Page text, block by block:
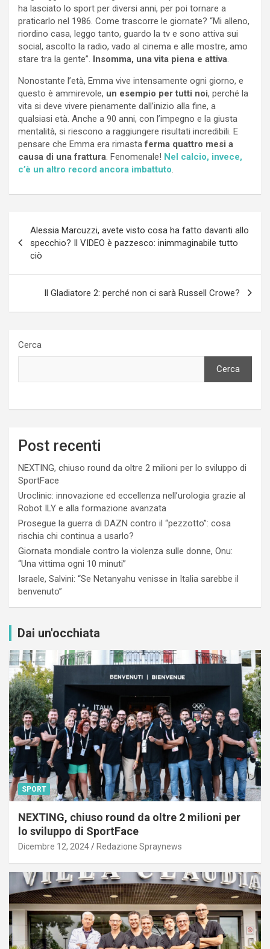
ha lasciato lo sport per diversi anni, per poi tornare a
praticarlo nel 1986. Come trascorre le giornate? “Mi alleno,
riordino casa, leggo tanto, guardo la tv e sono attiva sui
social, ascolto la radio, vado al cinema e alle mostre, amo
stare tra la gente”. Insomma, una vita piena e attiva.
Nonostante l’età, Emma vive intensamente ogni giorno, e
questo è ammirevole, un esempio per tutti noi, perché la
vita si deve vivere pienamente dall’inizio alla fine, a
qualsiasi età. Anche a 90 anni, con l’impegno e la giusta
mentalità, si riescono a raggiungere risultati incredibili. E
pensare che Emma era rimastaferma quattro mesi a
causa di una frattura. Fenomenale! Nel calcio, invece,
c’è un altro record ancora imbattuto.
articoli
Alessia Marcuzzi, avete visto cosa ha fatto davanti allo
specchio? Il VIDEO è pazzesco: inimmaginabile tutto
ciò
Il Gladiatore 2: perché non ci sarà Russell Crowe?
Cerca
Cerca
Post recenti
NEXTING, chiuso round da oltre 2 milioni per lo sviluppo di
SportFace
Uroclinic: innovazione ed eccellenza nell’urologia grazie al
Robot ILY e alla formazione avanzata
Prosegue la guerra di DAZN contro il “pezzotto”: cosa
rischia chi continua a usarlo?
Giornata mondiale contro la violenza sulle donne, Onu:
“Una vittima ogni 10 minuti”
Israele, Salvini: “Se Netanyahu venisse in Italia sarebbe il
benvenuto”
Dai un'occhiata
SPORT
NEXTING, chiuso round da oltre 2 milioni per
lo sviluppo di SportFace
Dicembre 12, 2024 Redazione Spraynews